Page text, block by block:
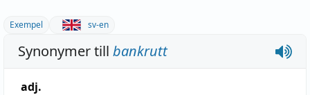
Exempel sv-en
Synonymer till bankrutt
adj.